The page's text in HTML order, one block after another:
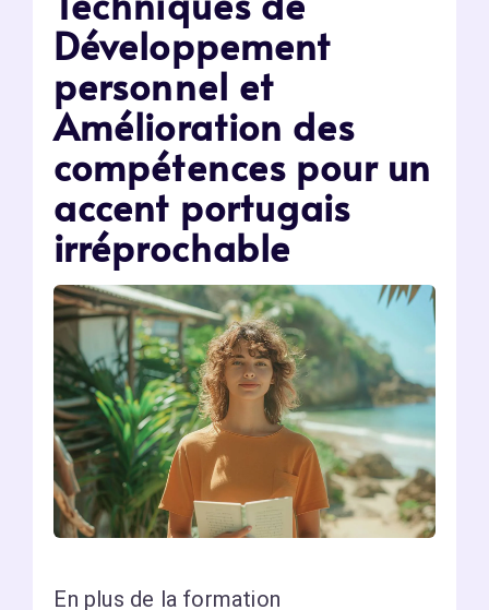
Développement
personnel et
Amélioration des
compétences pour un
accent portugais
irréprochable
En plus de la formation